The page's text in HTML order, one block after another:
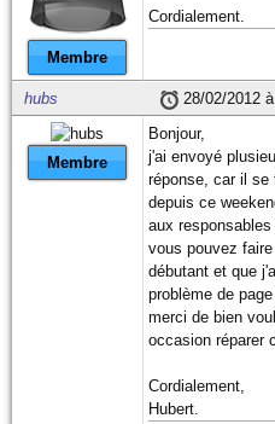
Membre
Cordialement.
hubs 28/02/2012
Membre
Bonjour,
j'ai envoyé
réponse, car il se
depuis ce
aux
vous pouvez
débutant et que
problème de
merci de bien
occasion réparer
Cordialement,
Hubert.